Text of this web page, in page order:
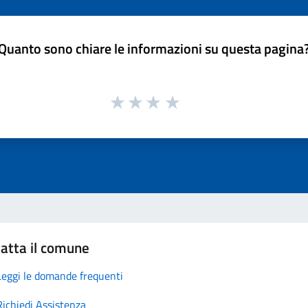
sono chiare le informazioni su questa
il comune
le domande frequenti
Assistenza